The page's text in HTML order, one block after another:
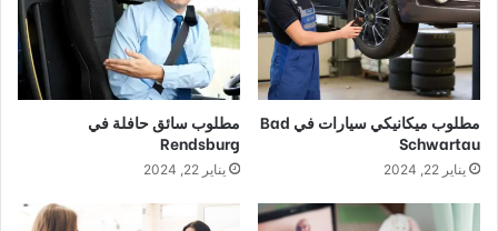
مطلوب ميكانيكي سيارات في Bad
Schwartau
يناير 22, 2024
مطلوب سائق حافلة في
Rendsburg
يناير 22, 2024